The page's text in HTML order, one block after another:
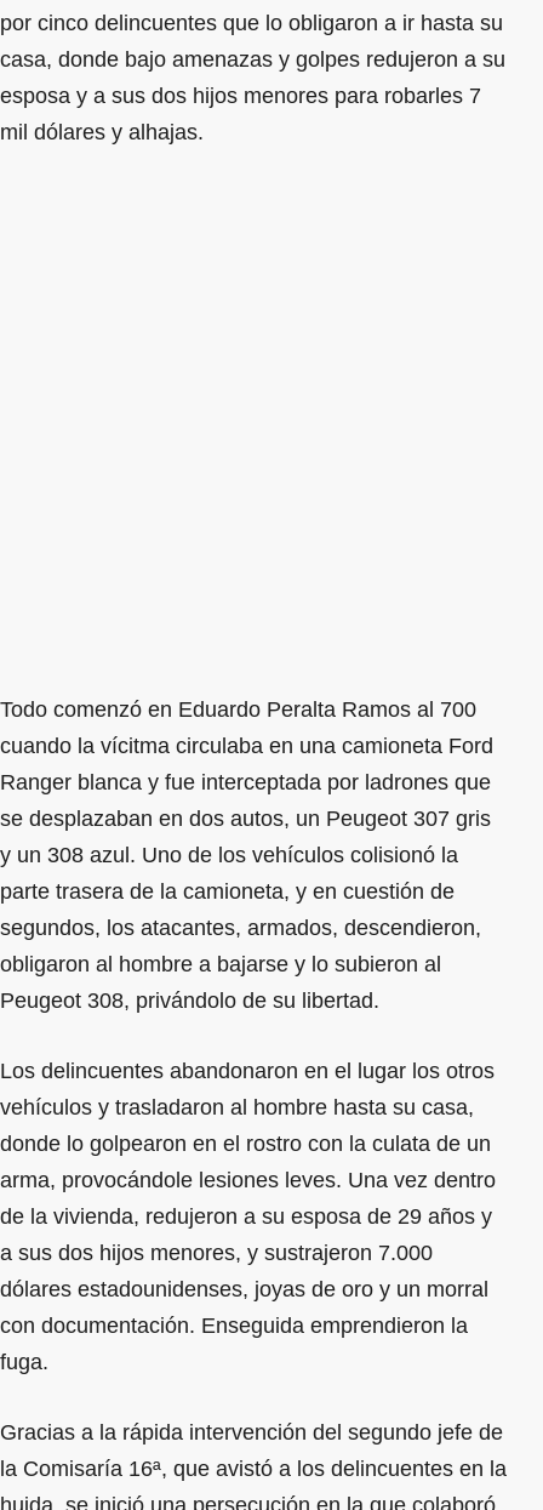
por cinco delincuentes que lo obligaron a ir hasta su
casa, donde bajo amenazas y golpes redujeron a su
esposa y a sus dos hijos menores para robarles 7
mil dólares y alhajas.
Todo comenzó en Eduardo Peralta Ramos al 700
cuando la vícitma circulaba en una camioneta Ford
Ranger blanca y fue interceptada por ladrones que
se desplazaban en dos autos, un Peugeot 307 gris
y un 308 azul. Uno de los vehículos colisionó la
parte trasera de la camioneta, y en cuestión de
segundos, los atacantes, armados, descendieron,
obligaron al hombre a bajarse y lo subieron al
Peugeot 308, privándolo de su libertad.
Los delincuentes abandonaron en el lugar los otros
vehículos y trasladaron al hombre hasta su casa,
donde lo golpearon en el rostro con la culata de un
arma, provocándole lesiones leves. Una vez dentro
de la vivienda, redujeron a su esposa de 29 años y
a sus dos hijos menores, y sustrajeron 7.000
dólares estadounidenses, joyas de oro y un morral
con documentación. Enseguida emprendieron la
fuga.
Gracias a la rápida intervención del segundo jefe de
la Comisaría 16ª, que avistó a los delincuentes en la
huida, se inició una persecución en la que colaboró